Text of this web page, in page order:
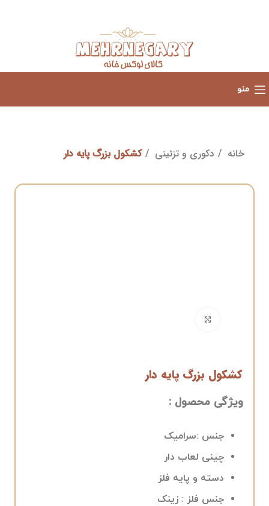
منو
خانه دکوری و تزئینی کشکول بزرگ پایه دار
کشکول بزرگ پایه دار
ویژگی محصول :
جنس :سرامیک
چینی لعاب دار
دسته و پایه فلز
جنس فلز : زینک